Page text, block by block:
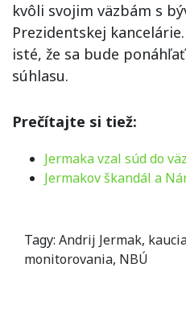
kvôli svojim väzbám s
Prezidentskej
isté, že sa bude
súhlasu.
Prečítajte si tiež:
Jermaka vzal súd do
Jermakov škandál a
Tagy: Andrij Jermak,
monitorovania, NBÚ